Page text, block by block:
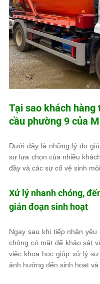
Tại sao khách
cầu phường 9 của
Dưới đây là những lý do
sự lựa chọn của nhiều
đầy và các sự cố vệ sinh
Xử lý nhanh chóng,
gián đoạn sinh hoạt
Ngay sau khi tiếp nhận
chóng có mặt để khảo sát
việc khoa học giúp xử lý
ảnh hưởng đến sinh hoạt và